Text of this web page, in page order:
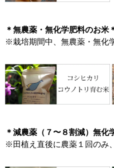
＊無農薬・無化学肥料のお米
※栽培期間中、無農薬・無化
＊減農薬（７〜８割減）無化
※田植え直後に農薬１回のみ